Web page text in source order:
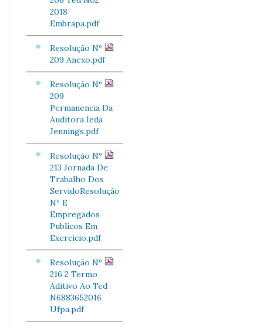
2018
Embrapa.pdf
Resolução Nº
209 Anexo.pdf
Resolução Nº
209
Permanencia Da
Auditora Ieda
Jennings.pdf
Resolução Nº
213 Jornada De
Trabalho Dos
ServidoResolução
Nº E
Empregados
Publicos Em
Exercicio.pdf
Resolução Nº
216 2 Termo
Aditivo Ao Ted
N6883652016
Ufpa.pdf